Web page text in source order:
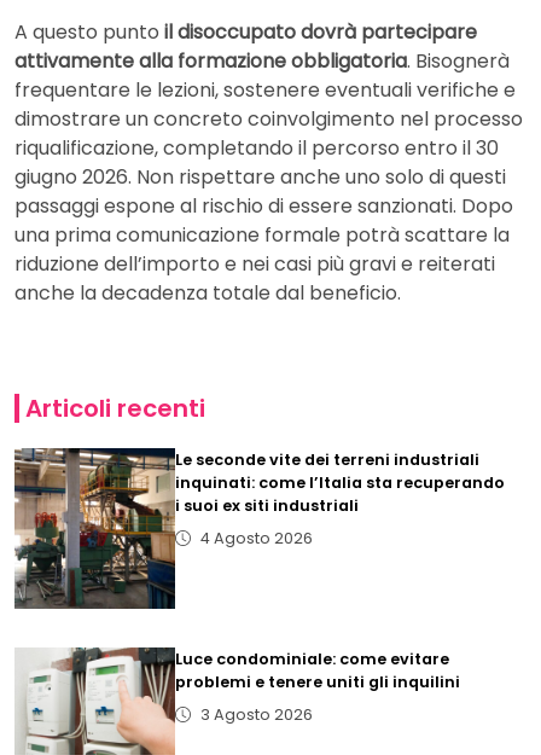
A questo punto il disoccupato dovrà partecipare
attivamente alla formazione obbligatoria. Bisognerà
frequentare le lezioni, sostenere eventuali verifiche e
dimostrare un concreto coinvolgimento nel processo
riqualificazione, completando il percorso entro il 30
giugno 2026. Non rispettare anche uno solo di questi
passaggi espone al rischio di essere sanzionati. Dopo
una prima comunicazione formale potrà scattare la
riduzione dell’importo e nei casi più gravi e reiterati
anche la decadenza totale dal beneficio.
Articoli recenti
Le seconde vite dei terreni industriali
inquinati: come l’Italia sta recuperando
i suoi ex siti industriali
4 Agosto 2026
Luce condominiale: come evitare
problemi e tenere uniti gli inquilini
3 Agosto 2026